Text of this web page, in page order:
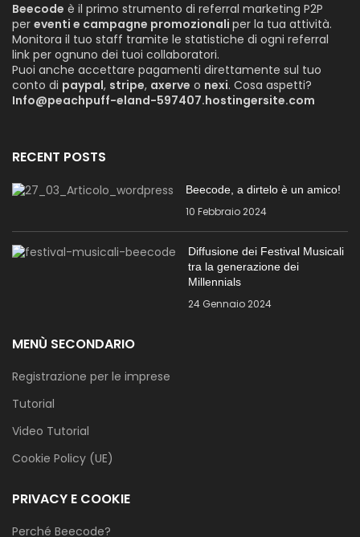
Beecode è il primo strumento di referral marketing P2P
per eventi e campagne promozionali per la tua attività.
Monitora il tuo staff tramite le statistiche di ogni referral
link per ognuno dei tuoi collaboratori.
Puoi anche accettare pagamenti direttamente sul tuo
conto di paypal, stripe, axerve o nexi. Cosa aspetti?
Info@peachpuff-eland-597407.hostingersite.com
RECENT POSTS
Beecode, a dirtelo è un amico!
10 Febbraio 2024
Diffusione dei Festival Musicali
tra la generazione dei
Millennials
24 Gennaio 2024
MENÙ SECONDARIO
Registrazione per le imprese
Tutorial
Video Tutorial
Cookie Policy (UE)
PRIVACY E COOKIE
Perché Beecode?